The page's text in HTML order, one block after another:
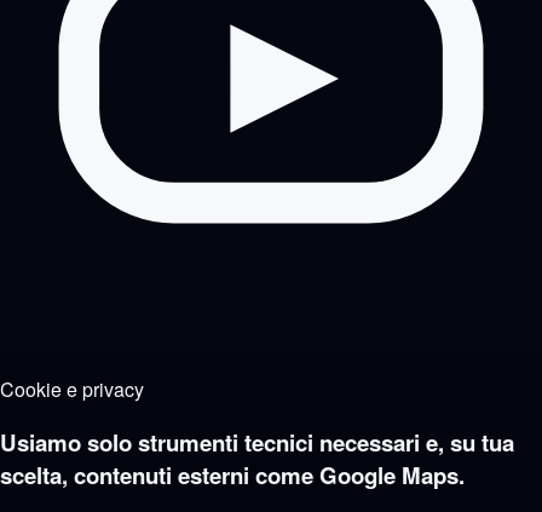
Cookie e privacy
Usiamo solo strumenti tecnici necessari e, su tua
scelta, contenuti esterni come Google Maps.